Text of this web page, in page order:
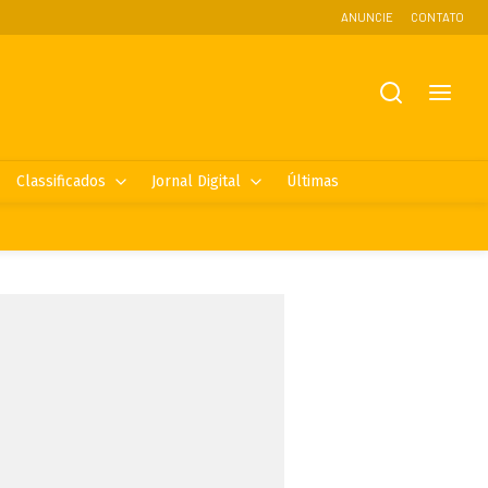
ANUNCIE CONTATO
Classificados Jornal Digital Últimas